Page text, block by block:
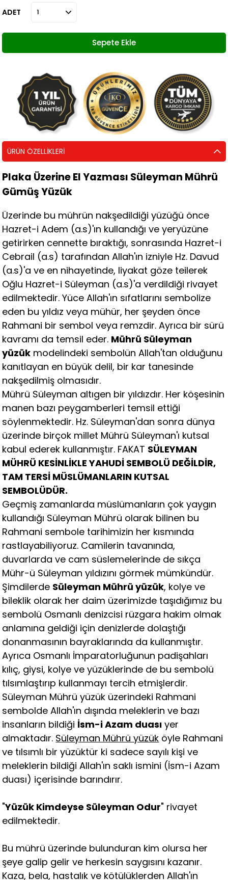
ADET
ÜRÜN ÖZELLIKLERI
Plaka Üzerine El Yazması Süleyman Mührü
Gümüş Yüzük
Üzerinde bu mührün nakşedildiği yüzüğü önce
Hazret-i Adem (a.s)'ın kullandığı ve yeryüzüne
getirirken cennette bıraktığı, sonrasında Hazret-i
Cebrail (a.s) tarafından Allah'ın izniyle Hz. Davud
(a.s)'a ve en nihayetinde, liyakat göze teilerek
Oğlu Hazret-i Süleyman (a.s)'a verdildiği rivayet
edilmektedir. Yüce Allah'ın sıfatlarını sembolize
eden bu yıldız veya mühür, her şeyden önce
Rahmani bir sembol veya remzdir. Ayrıca bir sürü
kavramı da temsil eder. Mührü Süleyman
yüzük modelindeki sembolün Allah'tan olduğunu
kanıtlayan en büyük delil, bir kar tanesinde
nakşedilmiş olmasıdır.
Mührü Süleyman altıgen bir yıldızdır. Her köşesinin
manen bazı peygamberleri temsil ettiği
söylenmektedir. Hz. Süleyman'dan sonra dünya
üzerinde birçok millet Mührü Süleyman'ı kutsal
kabul ederek kullanmıştır. FAKAT SÜLEYMAN
MÜHRÜ KESİNLİKLE YAHUDİ SEMBOLÜ DEĞİLDİR,
TAM TERSİ MÜSLÜMANLARIN KUTSAL
SEMBOLÜDÜR.
Geçmiş zamanlarda müslümanların çok yaygın
kullandığı Süleyman Mührü olarak bilinen bu
Rahmani sembole tarihimizin her kısmında
rastlayabiliyoruz. Camilerin tavanında,
duvarlarda ve cam süslemelerinde de sıkça
Mühr-ü Süleyman yıldızını görmek mümkündür.
Şimdilerde Süleyman Mührü yüzük, kolye ve
bileklik olarak her daim üzerimizde taşıdığımız bu
sembolü Osmanlı denizcisi rüzgara hakim olmak
anlamına geldiği için denizlerde dolaştığı
donanmasının bayraklarında da kullanmıştır.
Ayrıca Osmanlı İmparatorluğunun padişahları
kılıç, giysi, kolye ve yüzüklerinde de bu sembolü
tılsımlaştırıp kullanmayı tercih etmişlerdir.
Süleyman Mührü yüzük üzerindeki Rahmani
sembolde Allah'ın dışında meleklerin ve bazı
insanların bildiği İsm-i Azam duası yer
almaktadır. Süleyman Mührü yüzük öyle Rahmani
ve tılsımlı bir yüzüktür ki sadece sayılı kişi ve
meleklerin bildiği Allah'ın saklı ismini (İsm-i Azam
duası) içerisinde barındırır.
"Yüzük Kimdeyse Süleyman Odur" rivayet
edilmektedir.
Bu mührü üzerinde bulunduran kim olursa her
şeye galip gelir ve herkesin saygısını kazanır.
Kaza, bela, hastalık ve kötülüklerden Allah'ın